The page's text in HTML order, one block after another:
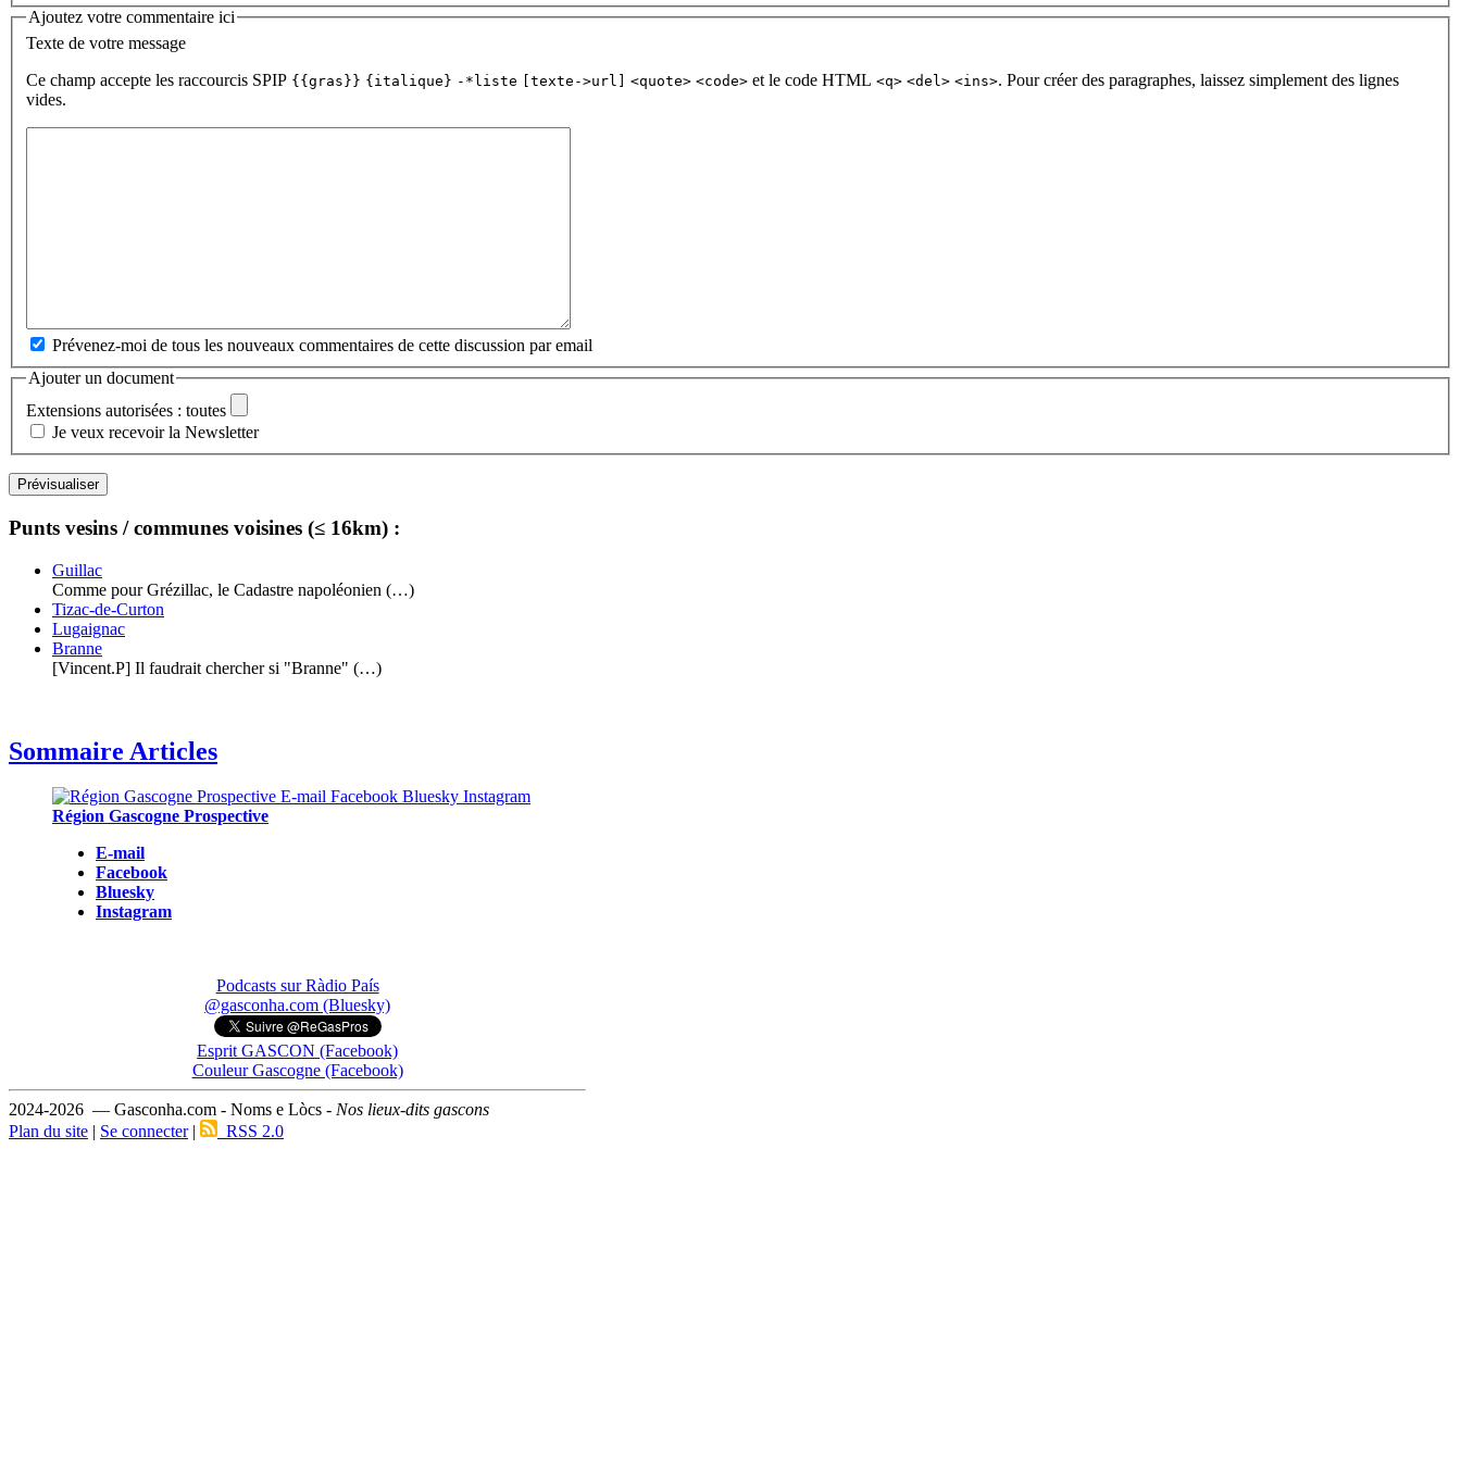
Ajoutez votre commentaire ici
Texte de votre message
Ce champ accepte les raccourcis SPIP {{gras}} {italique} -*liste [texte->url] <quote> <code> et le code HTML <q> <del> <ins>. Pour créer des paragraphes, laissez simplement des lignes
vides.
Prévenez-moi de tous les nouveaux commentaires de cette discussion par email
Ajouter un document
Extensions autorisées : toutes
Je veux recevoir la Newsletter
Punts vesins / communes voisines (≤ 16km) :
Guillac
Comme pour Grézillac, le Cadastre napoléonien (…)
Tizac-de-Curton
Lugaignac
Branne
[Vincent.P] Il faudrait chercher si "Branne" (…)
Sommaire Articles
Région Gascogne Prospective
E-mail
Facebook
Bluesky
Instagram
Podcasts sur Ràdio País
@gasconha.com (Bluesky)
Esprit GASCON (Facebook)
Couleur Gascogne (Facebook)
2024-2026 — Gasconha.com - Noms e Lòcs - Nos lieux-dits gascons
Plan du site | Se connecter| RSS 2.0